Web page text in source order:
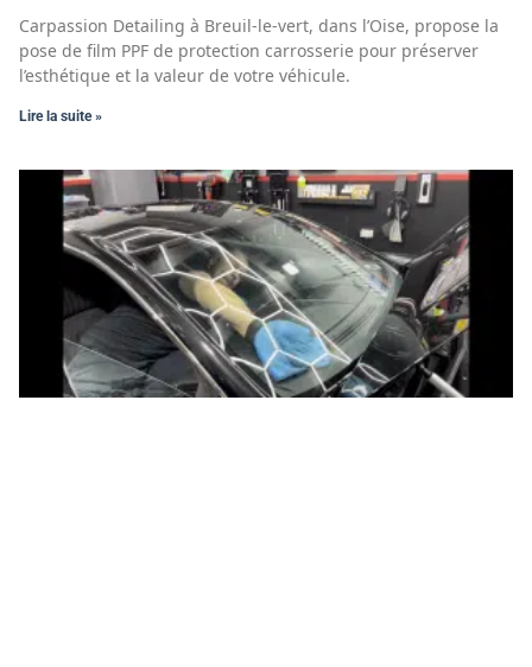
Carpassion Detailing à Breuil-le-vert, dans l’Oise, propose la
pose de film PPF de protection carrosserie pour préserver
l’esthétique et la valeur de votre véhicule.
Lire la suite »